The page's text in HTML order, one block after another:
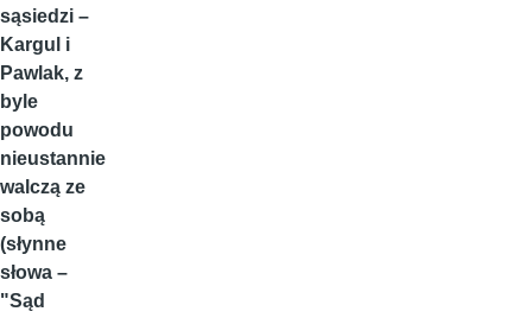
sąsiedzi –
Kargul i
Pawlak, z
byle
powodu
nieustannie
walczą ze
sobą
(słynne
słowa –
"Sąd